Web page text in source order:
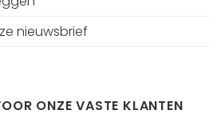
nieuwsbrief
ONZE VASTE KLANTEN